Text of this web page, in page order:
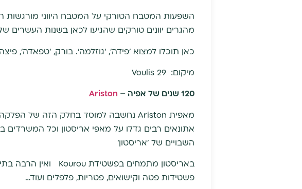
השפעות המטבח הטורקי על המטבח היווני מורגשות
מהגרים יוונים טורקים שהגיעו לכאן בשנות
כאן תוכלו למצוא 'פידה', 'גוזלמה'. בורק, 'טפאדה',
מיקום: Voulis 29
120 שנים של אפיה – Ariston
אתונאים רבים גדלו על מאפי אריסטון וכל
השבויים של 'אריסטון'
פשטידות פטה וקישואים, פטריות, פלפלים ועוד…